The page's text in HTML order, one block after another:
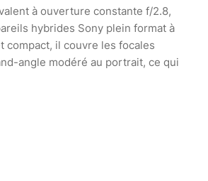
à ouverture constante f/2.8,
hybrides Sony plein format à
compact, il couvre les focales
angle modéré au portrait, ce qui
pour le documentaire,
:
: f/2.8